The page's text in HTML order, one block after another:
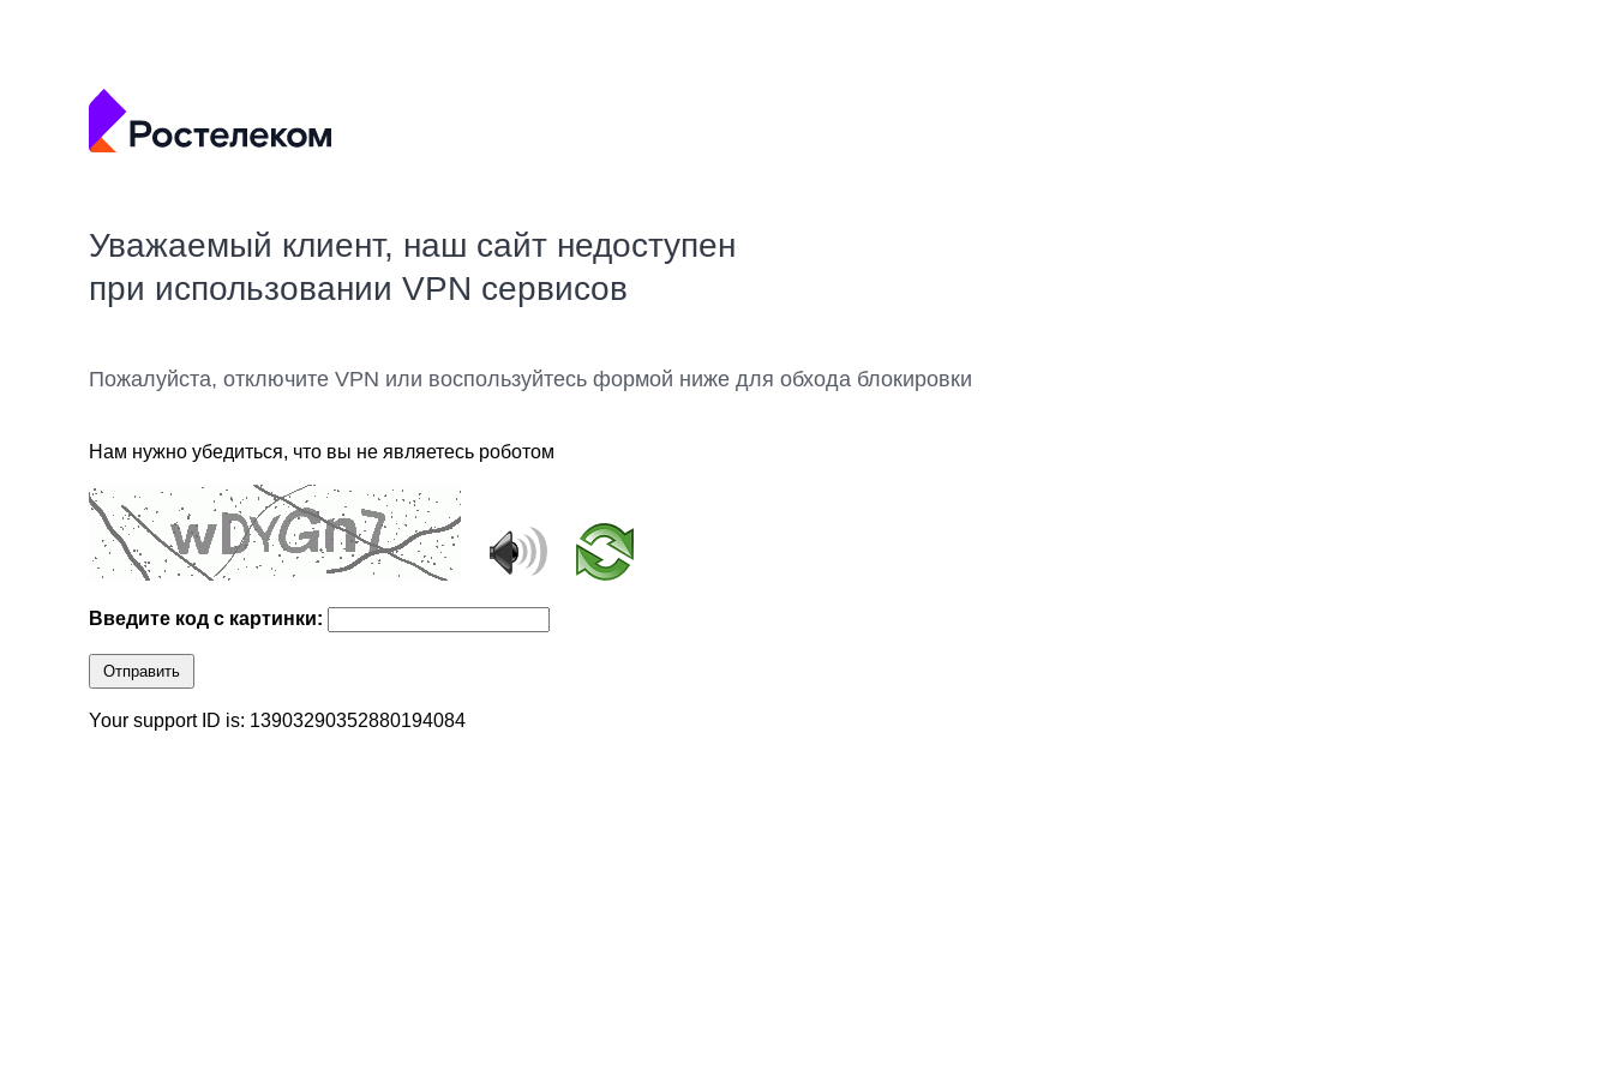
Уважаемый клиент, наш сайт недоступен
при использовании VPN сервисов
Пожалуйста, отключите VPN или воспользуйтесь формой ниже для обхода блокировки
Нам нужно убедиться, что вы не являетесь роботом
Введите код с картинки:
Отправить
Your support ID is: 13903290352880194084